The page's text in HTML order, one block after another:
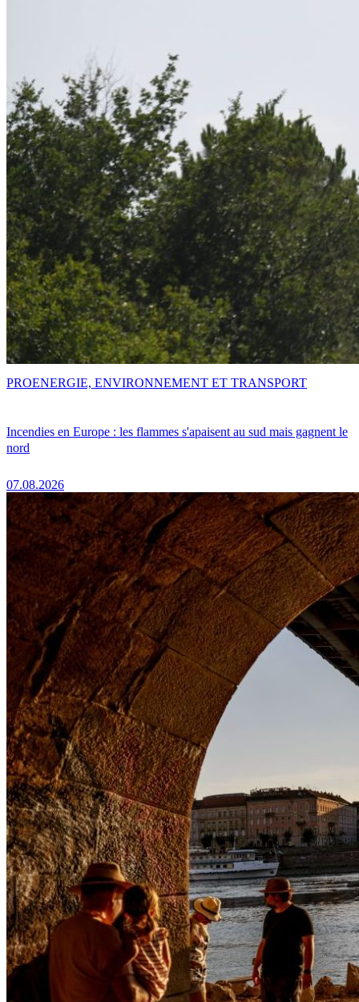
Incendies en Europe : les flammes s'apaisent au sud mais gagnent le
nord
07.08.2026
PROENERGIE, ENVIRONNEMENT ET TRANSPORT